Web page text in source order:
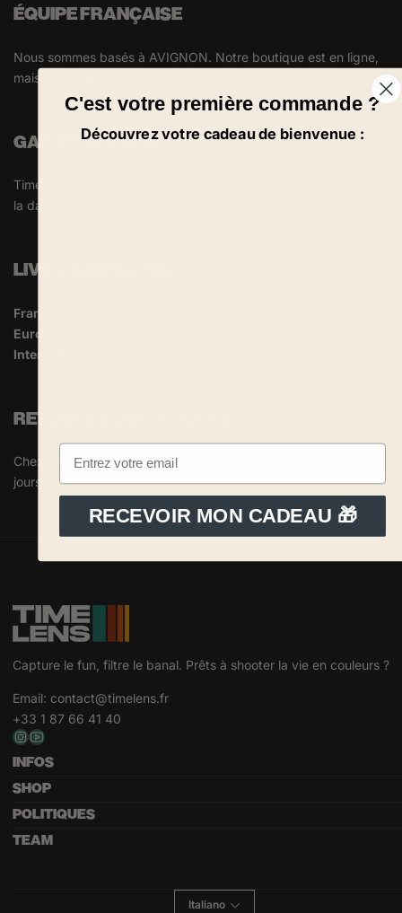
ÉQUIPE FRANÇAISE
Nous sommes basés à AVIGNON. Notre boutique est en ligne,
mais notre équipe est bien réelle !
GARANTIE 2 ANS
TimeLens® est couvert par une garantie de 2 ans à compter de
la date d'achat.
LIVRAISON RAPIDE
France
Europe
International
RETOURS SOUS 14 JOURS
Chez TimeLens, vous pouvez renvoyer l'article pendant 14
jours!
Capture le fun, filtre le banal. Prêts à shooter la vie en couleurs ?
Email: contact@timelens.fr
+33 1 87 66 41 40
INFOS
SHOP
POLITIQUES
TEAM
Italiano
C'est votre première commande ?
Découvrez votre cadeau de bienvenue :
RECEVOIR MON CADEAU 🎁